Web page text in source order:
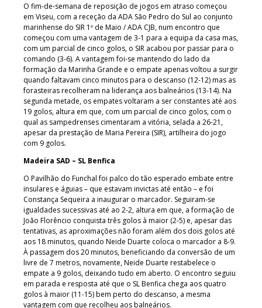
O fim-de-semana de reposição de jogos em atraso começou
em Viseu, com a receção da ADA São Pedro do Sul ao conjunto
marinhense do SIR 1º de Maio / ADA CJB, num encontro que
começou com uma vantagem de 3-1 para a equipa da casa mas,
com um parcial de cinco golos, o SIR acabou por passar para o
comando (3-6). A vantagem foi-se mantendo do lado da
formação da Marinha Grande e o empate apenas voltou a surgir
quando faltavam cinco minutos para o descanso (12-12) mas as
forasteiras recolheram na liderança aos balneários (13-14). Na
segunda metade, os empates voltaram a ser constantes até aos
19 golos, altura em que, com um parcial de cinco golos, com o
qual as sampedrenses cimentaram a vitória, selada a 26-21,
apesar da prestação de Maria Pereira (SIR), artilheira do jogo
com 9 golos.
Madeira SAD – SL Benfica
O Pavilhão do Funchal foi palco do tão esperado embate entre
insulares e águias – que estavam invictas até então – e foi
Constança Sequeira a inaugurar o marcador. Seguiram-se
igualdades sucessivas até ao 2-2, altura em que, a formação de
João Florêncio conquista três golos à maior (2-5) e, apesar das
tentativas, as aproximações não foram além dos dois golos até
aos 18 minutos, quando Neide Duarte coloca o marcador a 8-9.
À passagem dos 20 minutos, beneficiando da conversão de um
livre de 7 metros, novamente, Neide Duarte restabelece o
empate a 9 golos, deixando tudo em aberto. O encontro seguiu
em parada e resposta até que o SL Benfica chega aos quatro
golos à maior (11-15) bem perto do descanso, a mesma
vantagem com que recolheu aos balneários.